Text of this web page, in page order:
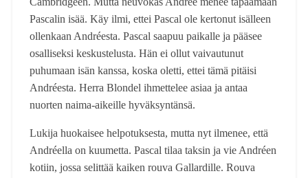
Pascalin isää. Käy ilmi, ettei Pascal ole kertonut isälleen
ollenkaan Andréesta. Pascal saapuu paikalle ja pääsee
osalliseksi keskustelusta. Hän ei ollut vaivautunut
puhumaan isän kanssa, koska oletti, ettei tämä pitäisi
Andréesta. Herra Blondel ihmettelee asiaa ja antaa
nuorten naima-aikeille hyväksyntänsä.
Lukija huokaisee helpotuksesta, mutta nyt ilmenee, että
Andréella on kuumetta. Pascal tilaa taksin ja vie Andréen
kotiin, jossa selittää kaiken rouva Gallardille. Rouva